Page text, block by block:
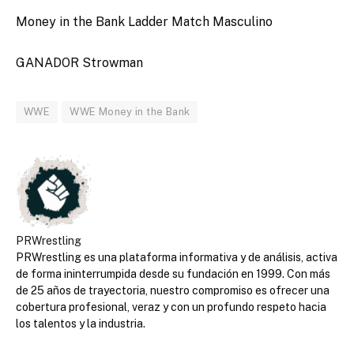
Money in the Bank Ladder Match Masculino
GANADOR Strowman
WWE WWE Money in the Bank
PRWrestling
PRWrestling es una plataforma informativa y de análisis, activa
de forma ininterrumpida desde su fundación en 1999. Con más
de 25 años de trayectoria, nuestro compromiso es ofrecer una
cobertura profesional, veraz y con un profundo respeto hacia
los talentos y la industria.